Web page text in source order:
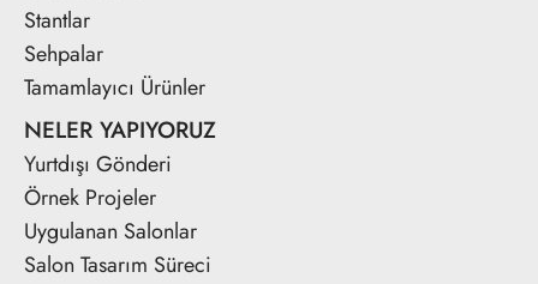
Stantlar
Sehpalar
Tamamlayıcı Ürünler
NELER YAPIYORUZ
Yurtdışı Gönderi
Örnek Projeler
Uygulanan Salonlar
Salon Tasarım Süreci